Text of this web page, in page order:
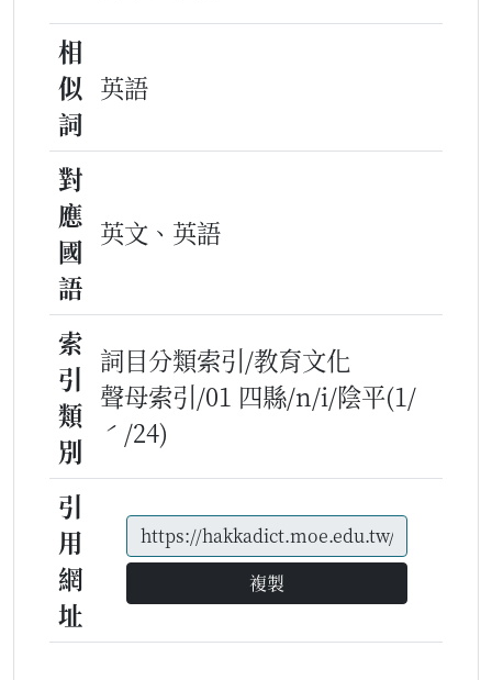
相
似
詞
英語
對
應
國
語
英文、英語
索
引
類
別
詞目分類索引/教育文化
聲母索引/01 四縣/n/i/陰平(1/
ˊ/24)
引
用
網
址
複製